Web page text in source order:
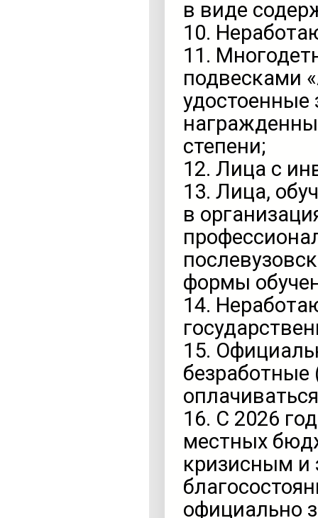
в виде
10.
11.
подвесками
удостоенные
степени;
12. Лица с
13. Лица,
в
формы
14.
15.
безработные
16. С 2026
местных
кризисным и
официально